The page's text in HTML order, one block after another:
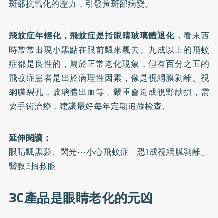
斑部抗氧化的壓力，引發黃斑部病變。
飛蚊症年輕化，飛蚊症是指眼睛玻璃體退化，看東西
時常常出現小黑點在眼前飄來飄去。九成以上的飛蚊
症都是良性的，屬於正常老化現象，但有百分之五的
飛蚊症患者是出於病理性因素，像是視網膜剝離、視
網膜裂孔，玻璃體出血等，嚴重會造成視野缺損，需
要手術治療，建議最好每年定期追蹤檢查。
延伸閱讀：
眼睛飄黑影、閃光⋯小心飛蚊症「恐1成視網膜剝離」
醫教3招救眼
3C產品是眼睛老化的元凶